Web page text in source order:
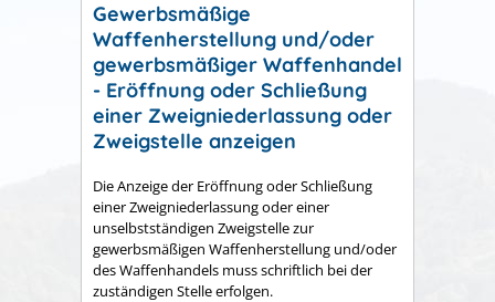
Gewerbsmäßige
Waffenherstellung und/oder
gewerbsmäßiger Waffenhandel
- Eröffnung oder Schließung
einer Zweigniederlassung oder
Zweigstelle anzeigen
Die Anzeige der Eröffnung oder Schließung
einer Zweigniederlassung oder einer
unselbstständigen Zweigstelle zur
gewerbsmäßigen Waffenherstellung und/oder
des Waffenhandels muss schriftlich bei der
zuständigen Stelle erfolgen.